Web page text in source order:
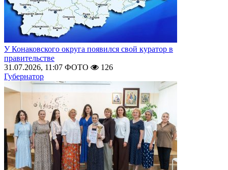
У Конаковского округа появился свой куратор в
правительстве
31.07.2026, 11:07 ФОТО
126
Губернатор